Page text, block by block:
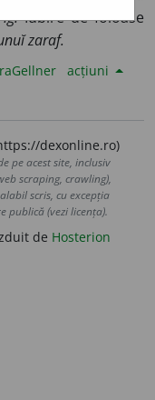
Ĭubire de foloase
zaraf.
acțiuni
dexonline.ro)
pe acest site, inclusiv
scraping, crawling),
scris, cu excepția
publică (vezi licența).
de Hosterion